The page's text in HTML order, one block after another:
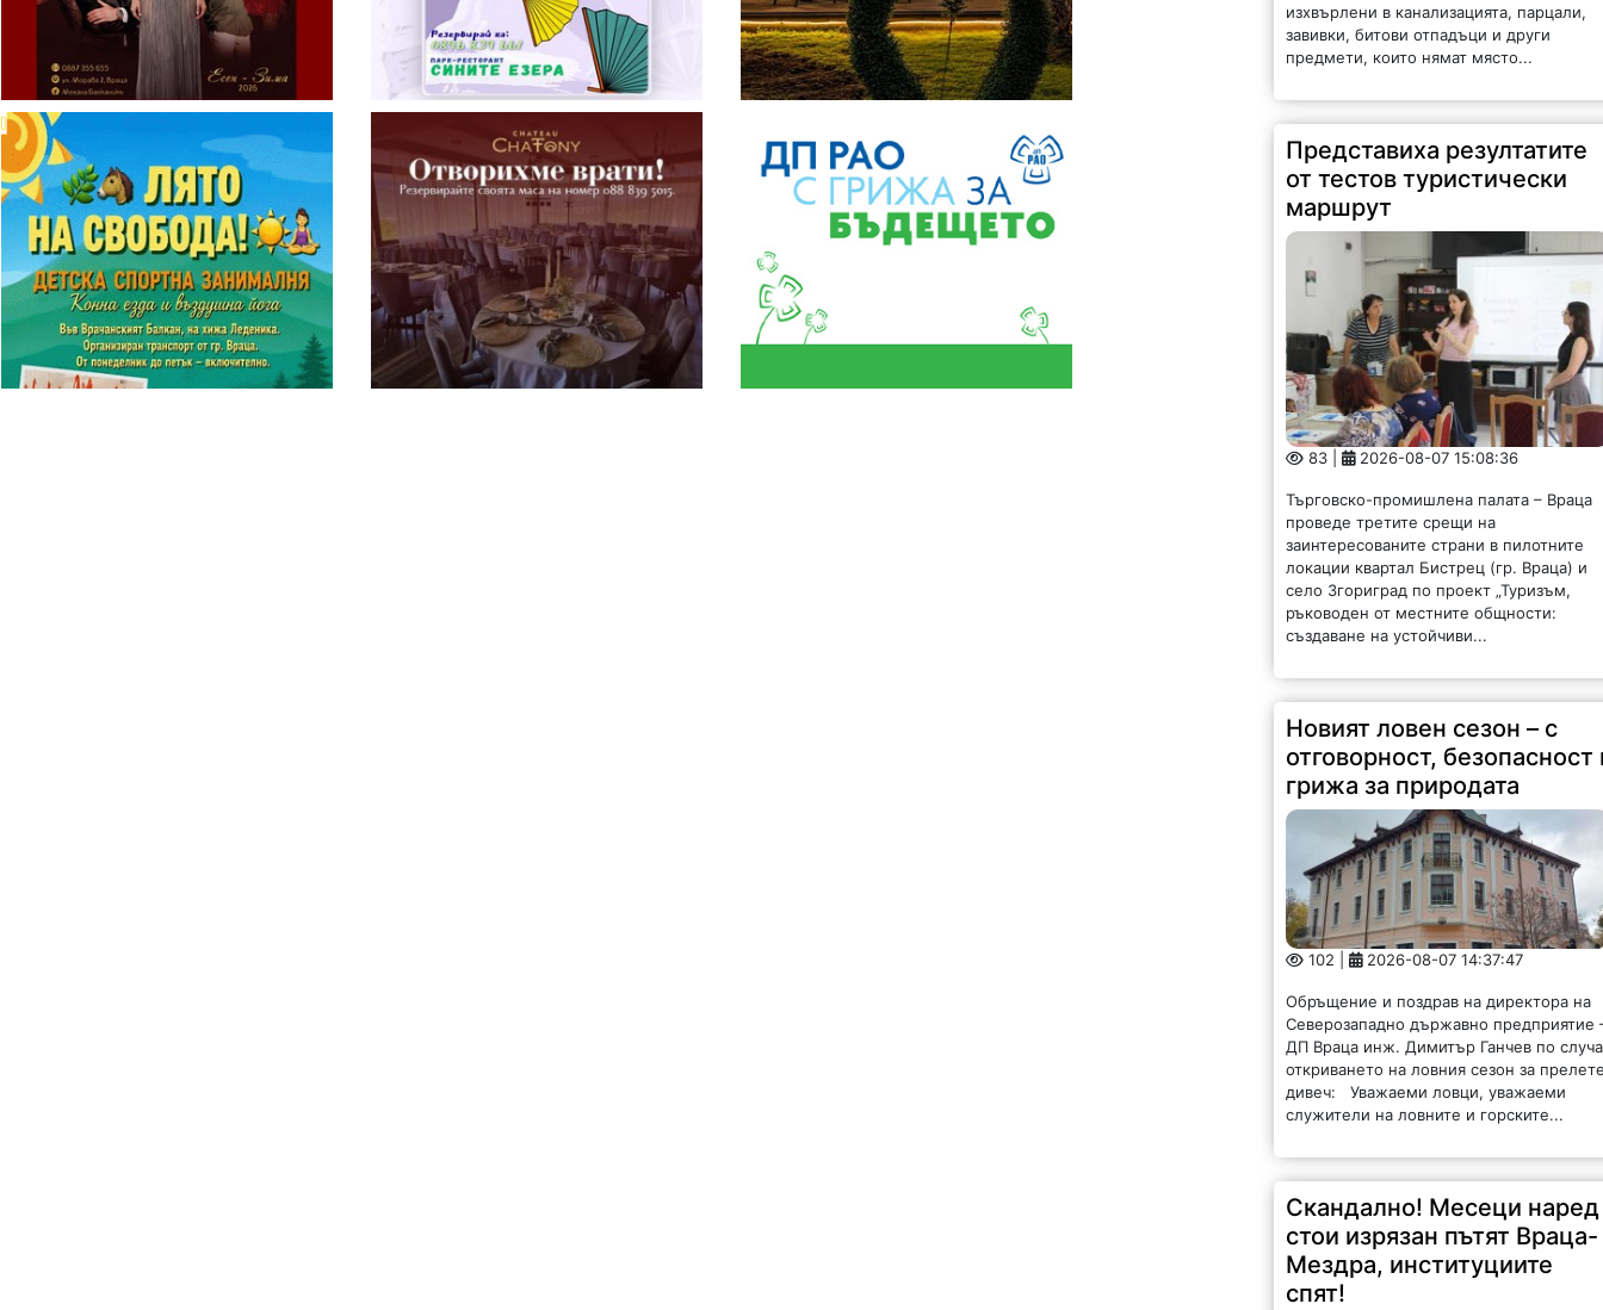
изхвърлени в канализацията, парцали,
завивки, битови отпадъци и други
предмети, които нямат място...
Представиха резултатите
от тестов туристически
маршрут
83 | 2026-08-07 15:08:36
Търговско-промишлена палата – Враца
проведе третите срещи на
заинтересованите страни в пилотните
локации квартал Бистрец (гр. Враца) и
село Згориград по проект „Туризъм,
ръководен от местните общности:
създаване на устойчиви...
Новият ловен сезон – с
отговорност, безопасност
грижа за природата
102 | 2026-08-07 14:37:47
Обръщение и поздрав на директора на
Северозападно държавно предприятие
ДП Враца инж. Димитър Ганчев по
откриването на ловния сезон за
дивеч: Уважаеми ловци, уважаеми
служители на ловните и горските...
Скандално! Месеци наред
стои изрязан пътят Враца-
Мездра, институциите
спят!